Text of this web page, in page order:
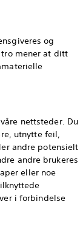
og
mener at ditt
nettsteder. Du
utnytte feil,
andre potensielt
andre brukeres
eller noe
i forbindelse